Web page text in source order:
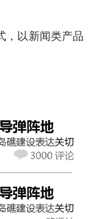
，以新闻类产品